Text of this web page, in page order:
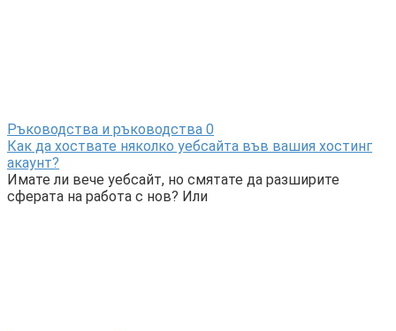
Ръководства и ръководства 0
Как да хоствате няколко уебсайта във вашия хостинг
акаунт?
Имате ли вече уебсайт, но смятате да разширите
сферата на работа с нов? Или